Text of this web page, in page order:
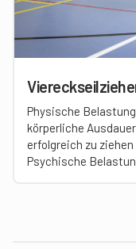
Physische
körperliche
erfolgreich zu
Psychische